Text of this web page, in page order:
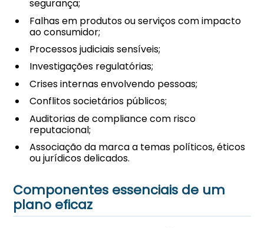
segurança;
Falhas em produtos ou serviços com impacto
ao consumidor;
Processos judiciais sensíveis;
Investigações regulatórias;
Crises internas envolvendo pessoas;
Conflitos societários públicos;
Auditorias de compliance com risco
reputacional;
Associação da marca a temas políticos, éticos
ou jurídicos delicados.
Componentes essenciais de um
plano eficaz